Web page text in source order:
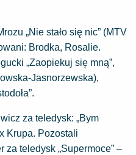
„Nie stało się nic” (MTV
Brodka, Rosalie.
„Zaopiekuj się mną”,
Jasnorzewska),
za teledysk: „Bym
Krupa. Pozostali
za teledysk „Supermoce” –